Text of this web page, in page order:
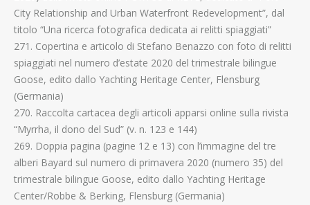
City Relationship and Urban Waterfront Redevelopment”, dal
titolo “Una ricerca fotografica dedicata ai relitti spiaggiati”
271. Copertina e articolo di Stefano Benazzo con foto di relitti
spiaggiati nel numero d’estate 2020 del trimestrale bilingue
Goose, edito dallo Yachting Heritage Center, Flensburg
(Germania)
270. Raccolta cartacea degli articoli apparsi online sulla rivista
“Myrrha, il dono del Sud” (v. n. 123 e 144)
269. Doppia pagina (pagine 12 e 13) con l’immagine del tre
alberi Bayard sul numero di primavera 2020 (numero 35) del
trimestrale bilingue Goose, edito dallo Yachting Heritage
Center/Robbe & Berking, Flensburg (Germania)